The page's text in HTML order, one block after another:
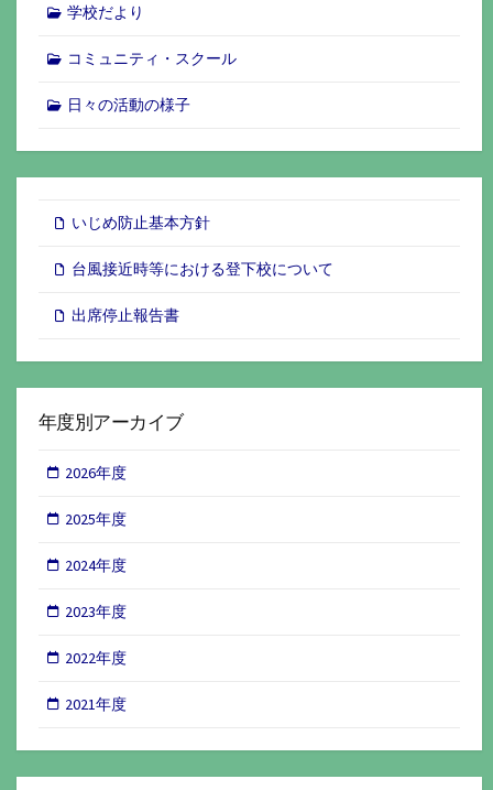
学校だより
コミュニティ・スクール
日々の活動の様子
いじめ防止基本方針
台風接近時等における登下校について
出席停止報告書
年度別アーカイブ
2026年度
2025年度
2024年度
2023年度
2022年度
2021年度